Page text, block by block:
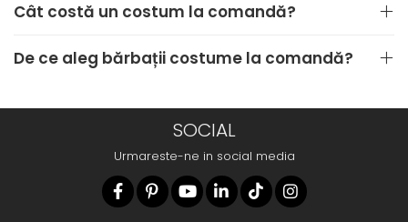
Cât costă un costum la comandă?
De ce aleg bărbații costume la comandă?
SOCIAL
Urmareste-ne in social media